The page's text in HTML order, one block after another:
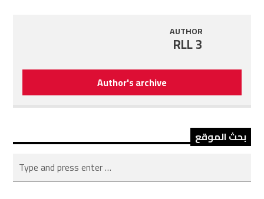
AUTHOR
RLL 3
Author's archive
بحث الموقع